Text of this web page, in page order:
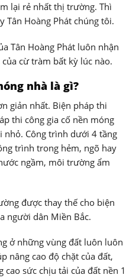
lại rẻ nhất thị trường. Thì
Tân Hoàng Phát chúng tôi.
Tân Hoàng Phát luôn nhận
cừ tràm bất kỳ lúc nào.
nhà là gì?
giản nhất. Biện pháp thi
thi công gia cố nền móng
nhỏ. Công trình dưới 4 tầng
trình trong hẻm, ngõ hay
ngầm, môi trường ẩm
được thay thế cho biện
người dân Miền Bắc.
ở những vùng đất luôn luôn
nâng cao độ chặt của đất,
cao sức chịu tải của đất nền 1